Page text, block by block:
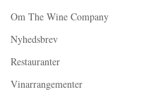
Om The Wine Company
Nyhedsbrev
Restauranter
Vinarrangementer